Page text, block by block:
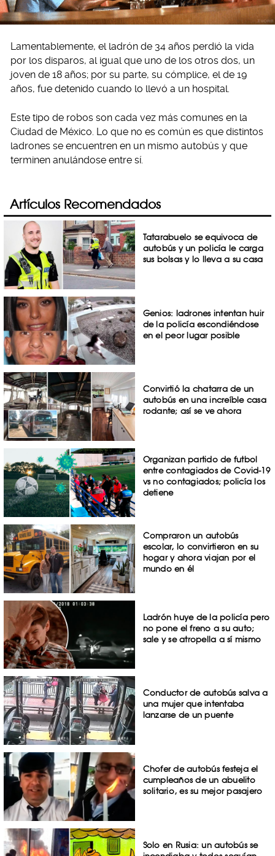
Lamentablemente, el ladrón de 34 años perdió la vida
por los disparos, al igual que uno de los otros dos, un
joven de 18 años; por su parte, su cómplice, el de 19
años, fue detenido cuando lo llevó a un hospital.
Este tipo de robos son cada vez más comunes en la
Ciudad de México. Lo que no es común es que distintos
ladrones se encuentren en un mismo autobús y que
terminen anulándose entre sí.
Artículos Recomendados
Tatarabuelo se equivoca de
autobús y un policía le carga
sus bolsas y lo lleva a su casa
Genios: ladrones intentan huir
de la policía escondiéndose
en el peor lugar posible
Convirtió la chatarra de un
autobús en una increíble casa
rodante; así se ve ahora
Organizan partido de futbol
entre contagiados de Covid-19
vs no contagiados; policía los
detiene
Compraron un autobús
escolar, lo convirtieron en su
hogar y ahora viajan por el
mundo en él
Ladrón huye de la policía pero
no pone el freno a su auto;
sale y se atropella a sí mismo
Conductor de autobús salva a
una mujer que intentaba
lanzarse de un puente
Chofer de autobús festeja el
cumpleaños de un abuelito
solitario, es su mejor pasajero
Solo en Rusia: un autobús se